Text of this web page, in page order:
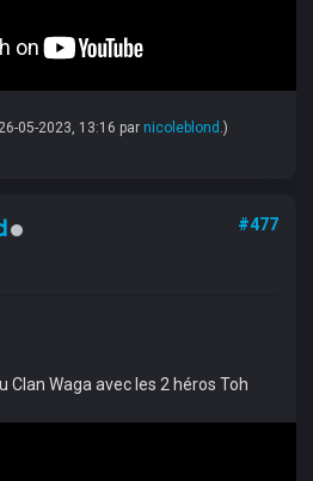
05-2023, 13:16 par nicoleblond .)
#477
Clan Waga avec les 2 héros Toh